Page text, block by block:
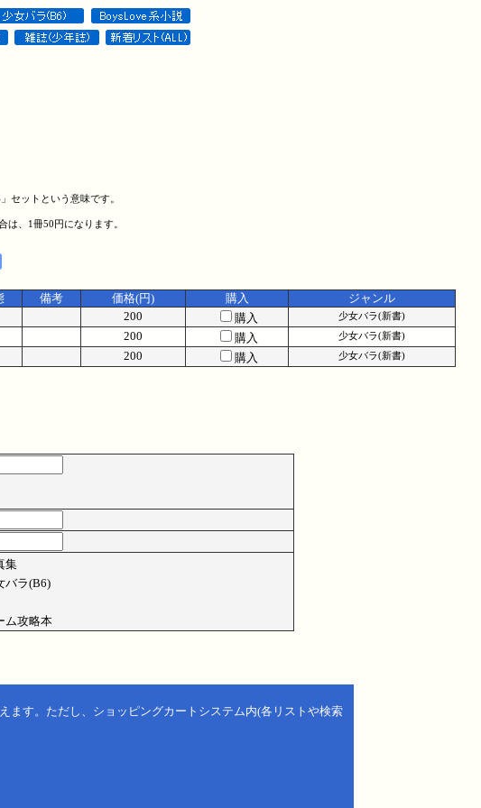
セットという意味です。
は、1冊50円になります。
備考 価格(円) 購入
ジャンル
200 購入 少女バラ(新書)
200 購入 少女バラ(新書)
200 購入 少女バラ(新書)
集
バラ(B6)
ム攻略本
ます。ただし、ショッピングカートシステム内(各リストや検索